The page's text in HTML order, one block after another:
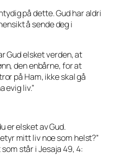
på dette. Gud har aldri
å sende deg i
Gud elsket verden, at
den enbårne, for at
på Ham, ikke skal gå
evig liv.”
er elsket av Gud.
mitt liv noe som helst?”
står i Jesaja 49, 4: